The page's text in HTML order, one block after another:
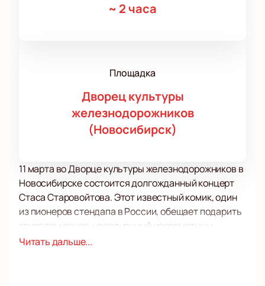
~ 2 часа
Площадка
Дворец культуры
железнодорожников
(Новосибирск)
11 марта во Дворце культуры железнодорожников в
Новосибирске состоится долгожданный концерт
Стаса Старовойтова. Этот известный комик, один
из пионеров стендапа в России, обещает подарить
зрителям вечер, наполненный искрометным
юмором и жизненными наблюдениями. Стас
Читать дальше...